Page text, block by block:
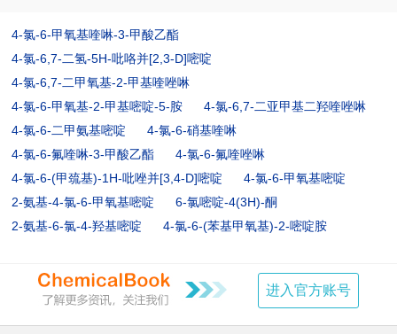
4-氯-6-甲氧基喹啉-3-甲酸乙酯
4-氯-6,7-二氢-5H-吡咯并[2,3-D]嘧啶
4-氯-6,7-二甲氧基-2-甲基喹唑啉
4-氯-6-甲氧基-2-甲基嘧啶-5-胺
4-氯-6,7-二亚甲基二羟喹唑啉
4-氯-6-二甲氨基嘧啶
4-氯-6-硝基喹啉
4-氯-6-氟喹啉-3-甲酸乙酯
4-氯-6-氟喹唑啉
4-氯-6-(甲巯基)-1H-吡唑并[3,4-D]嘧啶
4-氯-6-甲氧基嘧啶
2-氨基-4-氯-6-甲氧基嘧啶
6-氯嘧啶-4(3H)-酮
2-氨基-6-氯-4-羟基嘧啶
4-氯-6-(苯基甲氧基)-2-嘧啶胺
进入官方账号